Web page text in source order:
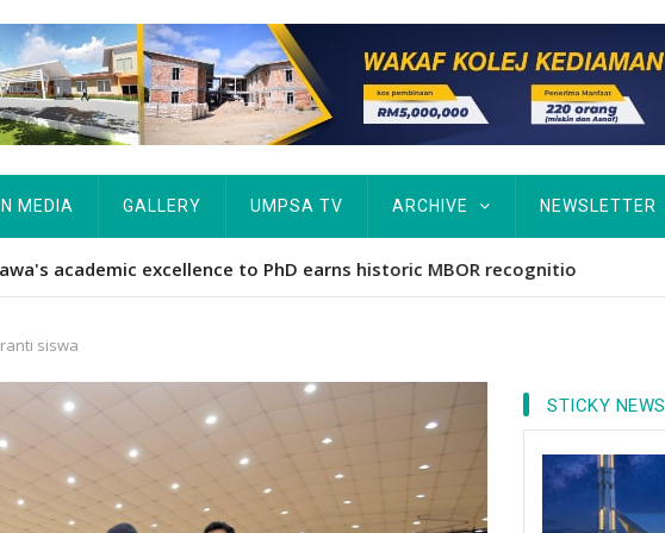
IN MEDIA GALLERY UMPSA TV ARCHIVE NEWSLETTER
academic excellence to PhD earns historic MBOR recognitio
siswa
STICKY NEWS